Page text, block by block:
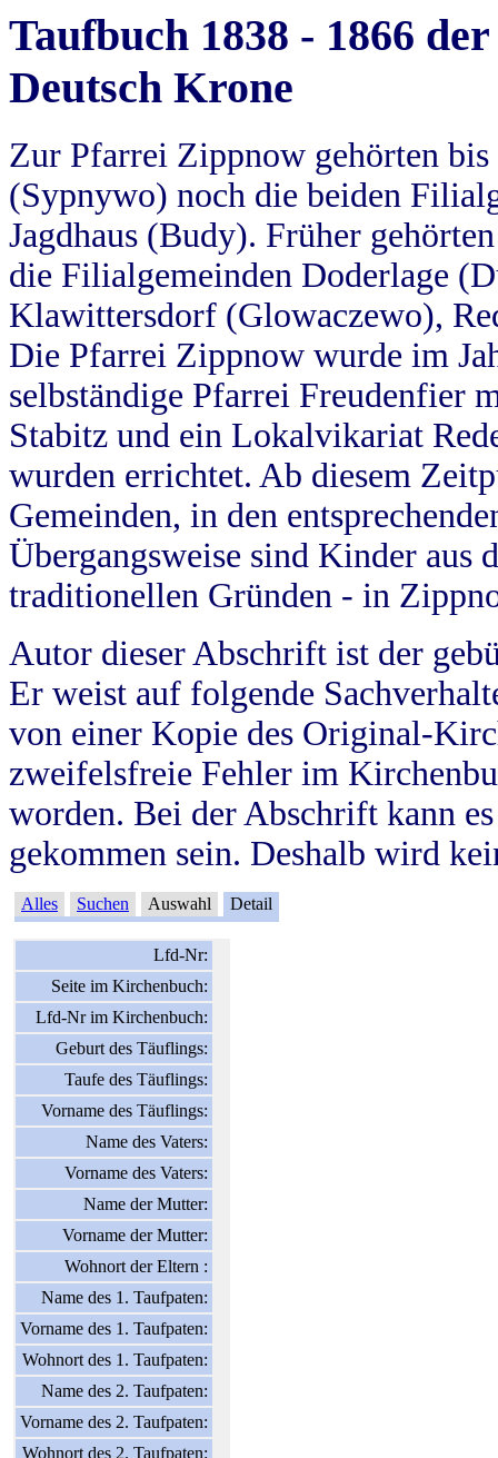
Taufbuch 1838 - 1866
Deutsch Krone
Zur Pfarrei Zippnow gehörten
(Sypnywo) noch die beiden
Jagdhaus (Budy). Früher
die Filialgemeinden Doderlage
Klawittersdorf (Glowaczewo),
Die Pfarrei Zippnow wurde im
selbständige Pfarrei Freudenfier
Stabitz und ein Lokalvikariat
wurden errichtet. Ab diesem
Gemeinden, in den
Übergangsweise sind Kinder aus
traditionellen Gründen - in
Autor dieser Abschrift ist der
Er weist auf folgende
von einer Kopie des Original-
zweifelsfreie Fehler im
worden. Bei der Abschrift kann
gekommen sein. Deshalb wird
Alles Suchen Auswahl Detail
Lfd-Nr:
Seite im Kirchenbuch:
Lfd-Nr im Kirchenbuch:
Geburt des Täuflings:
Taufe des Täuflings:
Vorname des Täuflings:
Name des Vaters:
Vorname des Vaters:
Name der Mutter:
Vorname der Mutter:
Wohnort der Eltern :
Name des 1. Taufpaten:
Vorname des 1. Taufpaten:
Wohnort des 1. Taufpaten:
Name des 2. Taufpaten:
Vorname des 2. Taufpaten:
Wohnort des 2. Taufpaten: